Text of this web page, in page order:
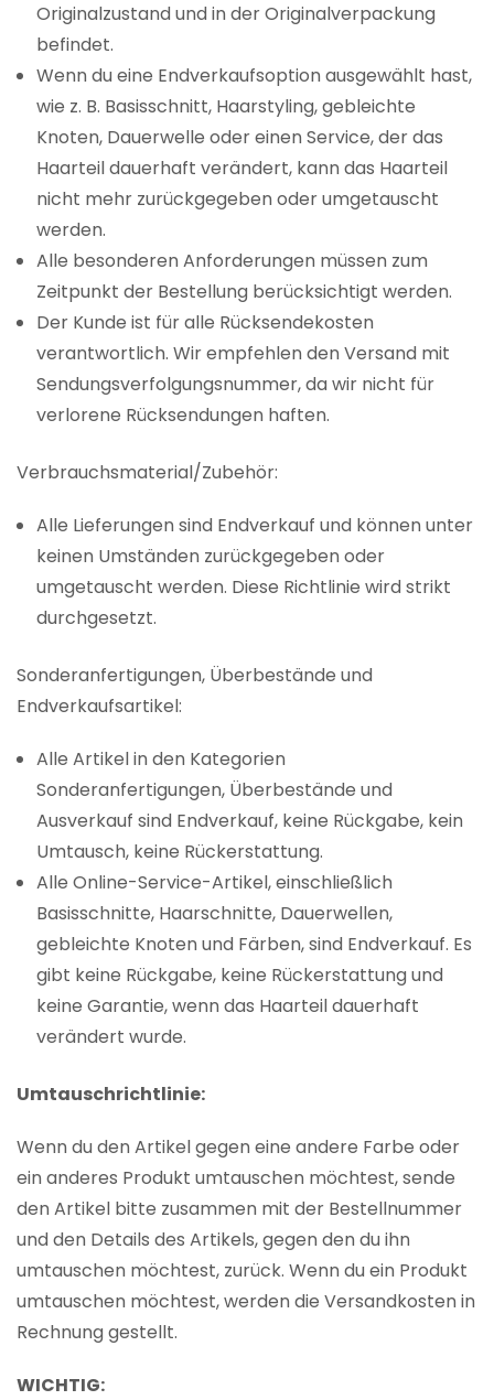
Originalzustand und in der Originalverpackung
befindet.
Wenn du eine Endverkaufsoption ausgewählt hast,
wie z. B. Basisschnitt, Haarstyling, gebleichte
Knoten, Dauerwelle oder einen Service, der das
Haarteil dauerhaft verändert, kann das Haarteil
nicht mehr zurückgegeben oder umgetauscht
werden.
Alle besonderen Anforderungen müssen zum
Zeitpunkt der Bestellung berücksichtigt werden.
Der Kunde ist für alle Rücksendekosten
verantwortlich. Wir empfehlen den Versand mit
Sendungsverfolgungsnummer, da wir nicht für
verlorene Rücksendungen haften.
Verbrauchsmaterial/Zubehör:
Alle Lieferungen sind Endverkauf und können unter
keinen Umständen zurückgegeben oder
umgetauscht werden. Diese Richtlinie wird strikt
durchgesetzt.
Sonderanfertigungen, Überbestände und
Endverkaufsartikel:
Alle Artikel in den Kategorien
Sonderanfertigungen, Überbestände und
Ausverkauf sind Endverkauf, keine Rückgabe, kein
Umtausch, keine Rückerstattung.
Alle Online-Service-Artikel, einschließlich
Basisschnitte, Haarschnitte, Dauerwellen,
gebleichte Knoten und Färben, sind Endverkauf. Es
gibt keine Rückgabe, keine Rückerstattung und
keine Garantie, wenn das Haarteil dauerhaft
verändert wurde.
Umtauschrichtlinie:
Wenn du den Artikel gegen eine andere Farbe oder
ein anderes Produkt umtauschen möchtest, sende
den Artikel bitte zusammen mit der Bestellnummer
und den Details des Artikels, gegen den du ihn
umtauschen möchtest, zurück. Wenn du ein Produkt
umtauschen möchtest, werden die Versandkosten in
Rechnung gestellt.
WICHTIG: